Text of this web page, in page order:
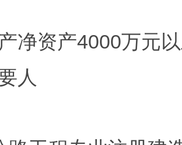
净资产4000万元
人